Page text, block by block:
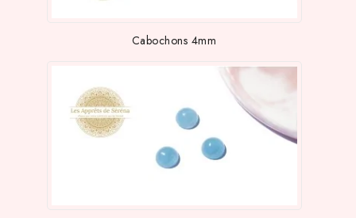
Cabochons 4mm